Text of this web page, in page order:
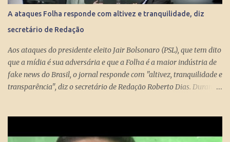
devolver o Brasil a Portugal. ESTUPEFAÇÃO – O ministro Paulo
Guedes produziu um projeto racional e conseguiu apresentá-lo de
forma competente. Na essência, podou privilégios. Essas virtudes
Ela só s...
A ataques Folha responde com altivez e tranquilidade, diz
secretário de Redação
Aos ataques do presidente eleito Jair Bolsonaro (PSL), que tem dito
que a mídia é sua adversária e que a Folha é a maior indústria de
fake news do Brasil, o jornal responde com "altivez, tranquilidade e
transparência", diz o secretário de Redação Roberto Dias. Durante
essa democracia funcione bem.